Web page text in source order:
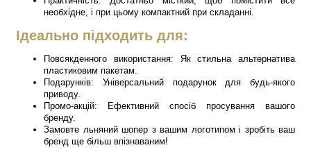
необхідне, і при цьому компактний при складанні.
Ідеально підходить для:
Повсякденного використання: Як стильна альтернатива
пластиковим пакетам.
Подарунків: Універсальний подарунок для будь-якого
приводу.
Промо-акцій: Ефективний спосіб просування вашого
бренду.
Замовте льняний шопер з вашим логотипом і зробіть ваш
бренд ще більш впізнаваним!